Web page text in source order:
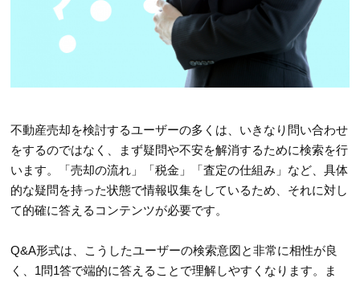
不動産売却を検討するユーザーの多くは、いきなり問い合わせ
をするのではなく、まず疑問や不安を解消するために検索を行
います。「売却の流れ」「税金」「査定の仕組み」など、具体
的な疑問を持った状態で情報収集をしているため、それに対し
て的確に答えるコンテンツが必要です。
Q&A形式は、こうしたユーザーの検索意図と非常に相性が良
く、1問1答で端的に答えることで理解しやすくなります。ま